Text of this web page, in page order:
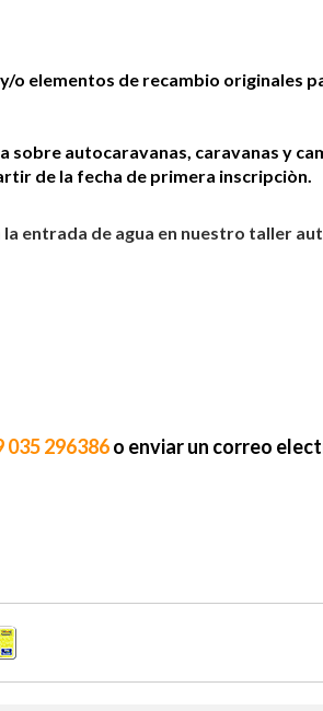
o elementos de recambio originales
autocaravanas, caravanas y
de la fecha de primera inscripciòn.
entrada de agua en nuestro taller
035 296386o enviar un correo